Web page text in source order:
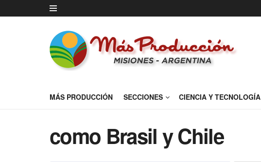
MÁS PRODUCCIÓN SECCIONES CIENCIA Y TECNOLOGÍA
como Brasil y Chile